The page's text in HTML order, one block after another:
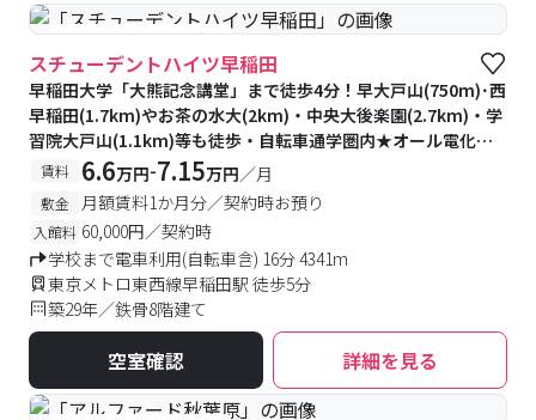
#予約受付中 #空室待ち
スチューデントハイツ早稲田
早稲田大学「大熊記念講堂」まで徒歩4分！早大戸山(750m)･西
早稲田(1.7km)やお茶の水大(2km)・中央大後楽園(2.7km)・学
習院大戸山(1.1km)等も徒歩・自転車通学圏内★オール電化・
全室角部屋・7帖以上！フロントオートロック・防犯カメラ・防
犯モニター付きで安心♪物件周辺スーパー・飲食店など学生に
便利なお店が充実☆
賃料 6.6万円-7.15万円／月
敷金 月額賃料1か月分／契約時お預り
入館料 60,000円／契約時
学校まで電車利用(自転車含) 16分 4341m
東京メトロ東西線早稲田駅 徒歩5分
築29年／鉄骨8階建て
空室確認 詳細を見る